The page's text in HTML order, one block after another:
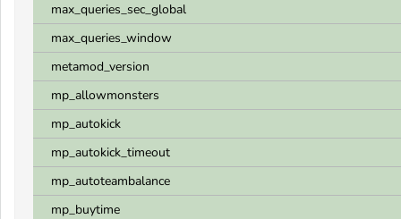
max_queries_sec_global
max_queries_window
metamod_version
mp_allowmonsters
mp_autokick
mp_autokick_timeout
mp_autoteambalance
mp_buytime